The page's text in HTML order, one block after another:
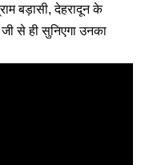
बड़ासी, देहरादून के
जी से ही सुनिएगा उनका